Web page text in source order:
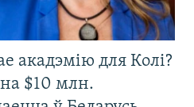
акадэмію для Колі?
на $10 млн.